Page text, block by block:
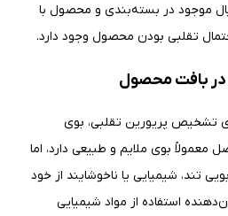
موجود در بسته‌بندی و محصول با
تقلبی بودن محصول وجود دارد.
تشخیص پریورین تقلبی، بوی
بوی ملایم و طبیعی دارد، اما
تند، شیمیایی یا ناخوشایند از خود
استفاده از مواد شیمیایی